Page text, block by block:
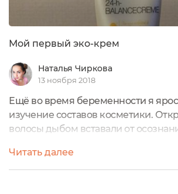
Мой первый эко-крем
Наталья Чиркова
13 ноября 2018
Ещё во время беременности я
изучение составов косметики.
волосы дыбом вставали от
маркета!Так, путём исследований,
бренд NeoBio. Заказала этот чудо-
Читать далее